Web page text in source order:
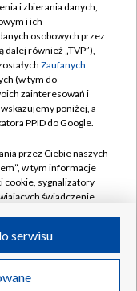
Wideo
w likwidacji
i zbierania danych,
i ich
osobowych przez
dalej również „TVP”),
Zaufanych
(w tym do
zainteresowań i
poniżej, a
PPID do Google.
przez Ciebie naszych
w tym informacje
cookie, sygnalizatory
świadczenie
przez Ciebie
IP, identyfikatory
serwisu